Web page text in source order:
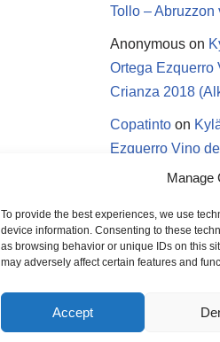
Manage
To provide the best experiences, we use
device information. Consenting to these
as browsing behavior or unique IDs on this
may adversely affect certain features and
Accept
Tollo –
Anonymous on
Ortega Ezquerro
Crianza 2018
Copatinto on
Ezquerro Vino
(Alko 14,88 €)
Riojasta –
Tudelilla